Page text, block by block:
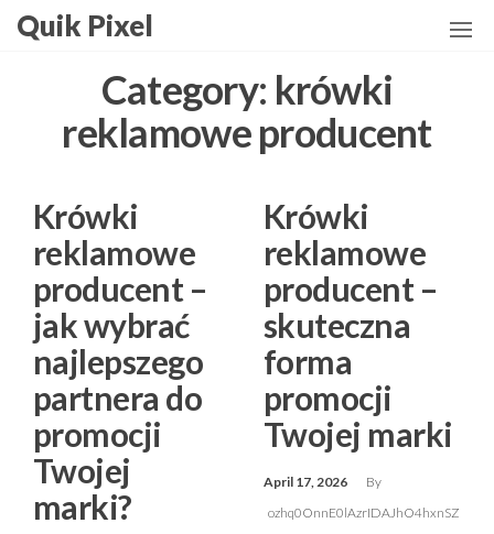
SkipQuik Pixel
Category: krówki
reklamowe producent
Krówki
reklamowe
producent –
jak wybrać
najlepszego
partnera do
promocji
Twojej
marki?
Krówki
reklamowe
producent –
skuteczna
forma
promocji
Twojej marki
April 17, 2026
By
ozhq0OnnE0lAzrIDAJhO4hxnSZ